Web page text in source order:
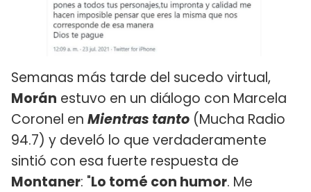
Semanas más tarde del sucedo virtual,
Morán estuvo en un diálogo con Marcela
Coronel en Mientras tanto (Mucha Radio
94.7) y develó lo que verdaderamente
sintió con esa fuerte respuesta de
Montaner: "Lo tomé con humor. Me